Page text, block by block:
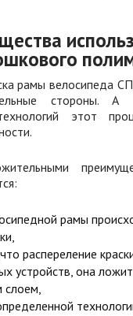
велосипеда СПб
стороны. А
этот
рамы
распереление
устройств, она
слоем,